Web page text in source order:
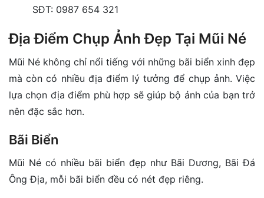
SĐT: 0987 654 321
Địa Điểm Chụp Ảnh Đẹp Tại Mũi Né
Mũi Né không chỉ nổi tiếng với những bãi biển xinh đẹp
mà còn có nhiều địa điểm lý tưởng để chụp ảnh. Việc
lựa chọn địa điểm phù hợp sẽ giúp bộ ảnh của bạn trở
nên đặc sắc hơn.
Bãi Biển
Mũi Né có nhiều bãi biển đẹp như Bãi Dương, Bãi Đá
Ông Địa, mỗi bãi biển đều có nét đẹp riêng.